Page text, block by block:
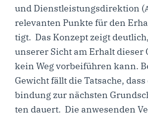
und Dienst­leis­tungs­di­rek­ti­on (
rele­van­ten Punk­te für den
tigt. Das Kon­zept zeigt
unse­rer Sicht am Erhalt die­ser
kein Weg vor­bei­füh­ren kann.
Gewicht fällt die Tat­sa­che,
bin­dung zur nächs­ten
ten dau­ert. Die anwe­sen­den